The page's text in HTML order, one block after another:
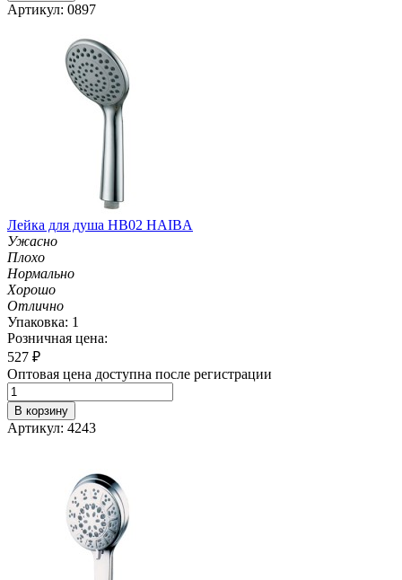
Артикул: 0897
Лейка для душа HB02 HAIBA
Ужасно
Плохо
Нормально
Хорошо
Отлично
Упаковка: 1
Розничная цена:
527 ₽
Оптовая цена доступна после регистрации
В корзину
Артикул: 4243